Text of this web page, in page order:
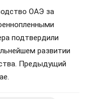
ОАЭ за
подтвердили
развитии
Предыдущий